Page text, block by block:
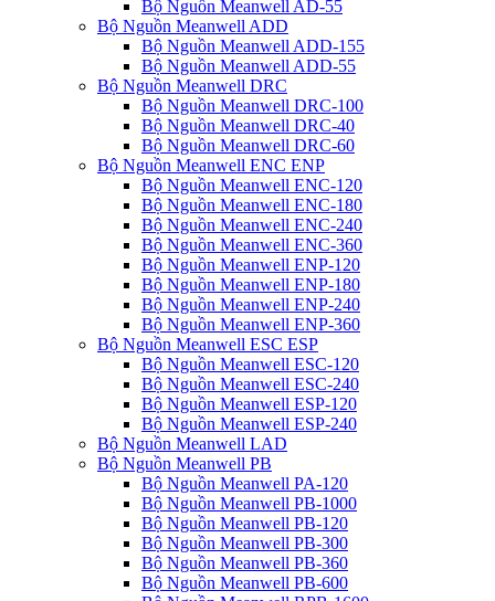
Bộ Nguồn Meanwell AD-55
Bộ Nguồn Meanwell ADD
Bộ Nguồn Meanwell ADD-155
Bộ Nguồn Meanwell ADD-55
Bộ Nguồn Meanwell DRC
Bộ Nguồn Meanwell DRC-100
Bộ Nguồn Meanwell DRC-40
Bộ Nguồn Meanwell DRC-60
Bộ Nguồn Meanwell ENC ENP
Bộ Nguồn Meanwell ENC-120
Bộ Nguồn Meanwell ENC-180
Bộ Nguồn Meanwell ENC-240
Bộ Nguồn Meanwell ENC-360
Bộ Nguồn Meanwell ENP-120
Bộ Nguồn Meanwell ENP-180
Bộ Nguồn Meanwell ENP-240
Bộ Nguồn Meanwell ENP-360
Bộ Nguồn Meanwell ESC ESP
Bộ Nguồn Meanwell ESC-120
Bộ Nguồn Meanwell ESC-240
Bộ Nguồn Meanwell ESP-120
Bộ Nguồn Meanwell ESP-240
Bộ Nguồn Meanwell LAD
Bộ Nguồn Meanwell PB
Bộ Nguồn Meanwell PA-120
Bộ Nguồn Meanwell PB-1000
Bộ Nguồn Meanwell PB-120
Bộ Nguồn Meanwell PB-300
Bộ Nguồn Meanwell PB-360
Bộ Nguồn Meanwell PB-600